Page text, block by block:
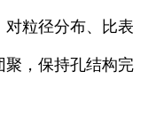
粒径分布、比表
聚，保持孔结构完